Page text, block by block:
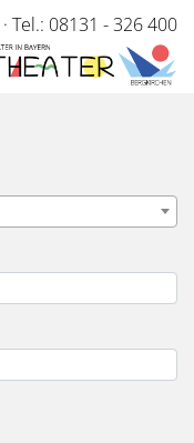
· Tel.: 08131 - 326 400